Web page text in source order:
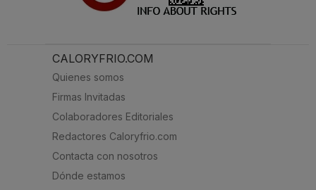
CALORYFRIO.COM
Quienes somos
Firmas Invitadas
Colaboradores Editoriales
Redactores Caloryfrio.com
Contacta con nosotros
Dónde estamos